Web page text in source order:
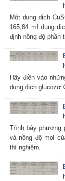
Một dung dịch
165,84 ml dung
định nồng độ phần
Hãy điền vào
dung dịch glucozơ
Trình bày phương
và nồng độ mol
thí nghiệm.